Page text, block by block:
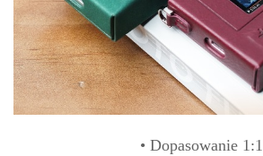
• Dopasowanie 1:1